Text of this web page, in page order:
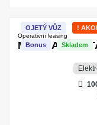
OJETÝ VŮZ !
Skladem
Bonus
Operativní leasing
MX-30